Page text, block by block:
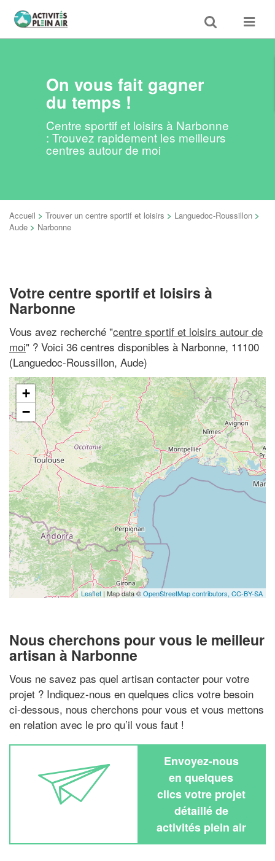
Toggle
search
Toggle
On vous fait gagner
du temps !
Centre sportif et loisirs à Narbonne
: Trouvez rapidement les meilleurs
centres autour de moi
Accueil > Trouver un centre sportif et loisirs > Languedoc-Roussillon >
Aude > Narbonne
Votre centre sportif et loisirs à
Narbonne
Vous avez recherché "centre sportif et loisirs autour de
moi" ? Voici 36 centres disponibles à Narbonne, 11100
(Languedoc-Roussillon, Aude)
+
−
Leaflet | Map data ©OpenStreetMap contributors, CC-BY-SA
Nous cherchons pour vous le meilleur
artisan à Narbonne
Vous ne savez pas quel artisan contacter pour votre
projet ? Indiquez-nous en quelques clics votre besoin
ci-dessous, nous cherchons pour vous et vous mettons
en relation avec le pro qu’il vous faut !
Envoyez-nous
en quelques
clics votre projet
détaillé de
activités plein air